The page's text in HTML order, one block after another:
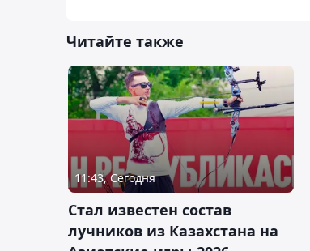
Читайте также
11:43, Сегодня
Стал известен состав
лучников из Казахстана на